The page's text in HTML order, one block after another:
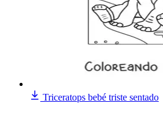
Triceratops bebé triste sentado